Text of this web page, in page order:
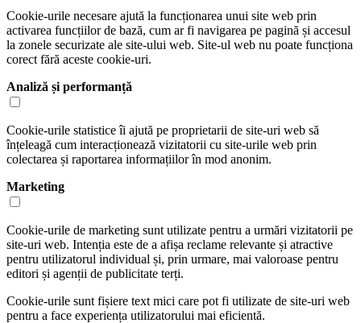
Cookie-urile necesare ajută la funcționarea unui site web prin
activarea funcțiilor de bază, cum ar fi navigarea pe pagină și accesul
la zonele securizate ale site-ului web. Site-ul web nu poate funcționa
corect fără aceste cookie-uri.
Analiză și performanță
Cookie-urile statistice îi ajută pe proprietarii de site-uri web să
înțeleagă cum interacționează vizitatorii cu site-urile web prin
colectarea și raportarea informațiilor în mod anonim.
Marketing
Cookie-urile de marketing sunt utilizate pentru a urmări vizitatorii pe
site-uri web. Intenția este de a afișa reclame relevante și atractive
pentru utilizatorul individual și, prin urmare, mai valoroase pentru
editori și agenții de publicitate terți.
Cookie-urile sunt fișiere text mici care pot fi utilizate de site-uri web
pentru a face experiența utilizatorului mai eficientă.